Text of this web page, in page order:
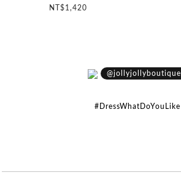
NT$1,420
@jollyjollyboutique
#DressWhatDoYouLike